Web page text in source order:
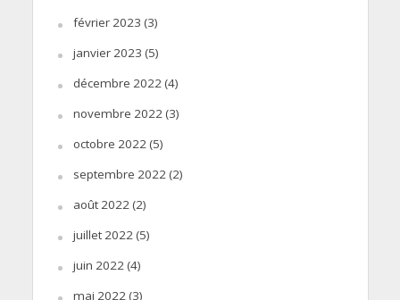
février 2023 (3)
janvier 2023 (5)
décembre 2022 (4)
novembre 2022 (3)
octobre 2022 (5)
septembre 2022 (2)
août 2022 (2)
juillet 2022 (5)
juin 2022 (4)
mai 2022 (3)